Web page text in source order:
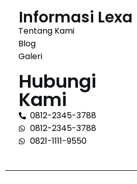
Informasi Lexa
Tentang Kami
Blog
Galeri
Hubungi
Kami
0812-2345-3788
0812-2345-3788
0821-1111-9550